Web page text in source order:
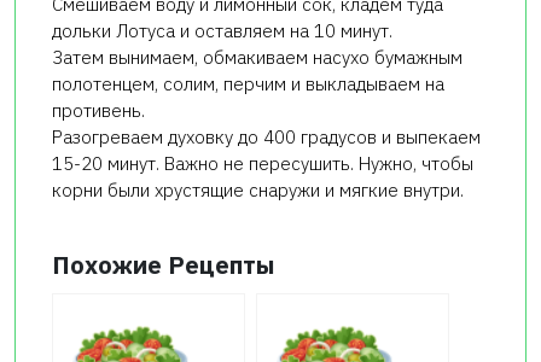
Смешиваем воду и лимонный сок, кладем туда
дольки Лотуса и оставляем на 10 минут.
Затем вынимаем, обмакиваем насухо бумажным
полотенцем, солим, перчим и выкладываем на
противень.
Разогреваем духовку до 400 градусов и выпекаем
15-20 минут. Важно не пересушить. Нужно, чтобы
корни были хрустящие снаружи и мягкие внутри.
Похожие Рецепты